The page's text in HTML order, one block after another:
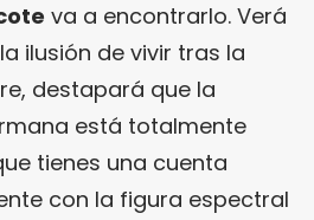
va a encontrarlo. Verá
ilusión de vivir tras la
destapará que la
está totalmente
tienes una cuenta
con la figura espectral